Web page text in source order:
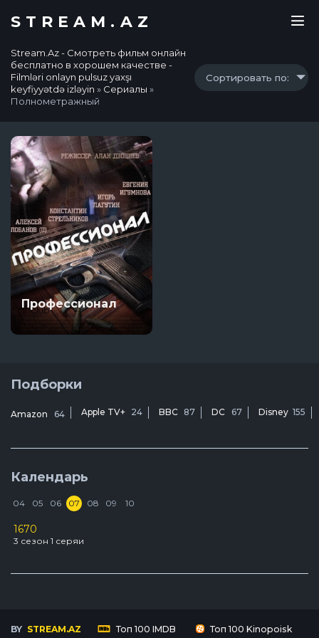
STREAM.AZ
Stream.Az - Смотреть фильм онлайн
бесплатно в хорошем качестве -
Filmləri onlayn pulsuz yaxşı
keyfiyyətdə izləyin » Сериалы »
Полнометражный
Сортировать по:
Профессионал
Подборки
Amazon 64 Apple TV+ 24 BBC 87 DC 67 Disney 155
Календарь
04 05 06 07 08 09 10
1670
3 сезон 1 серяи
BY STREAM.AZ Топ 100 IMDB Топ 100 Kinopoisk